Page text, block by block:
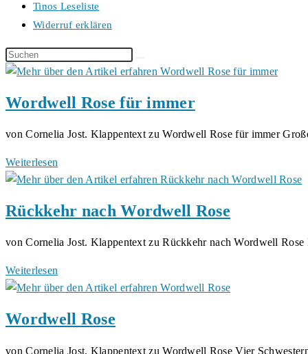
Tinos Leseliste
Widerruf erklären
Diese
Website
Wordwell Rose für immer
von Cornelia Jost. Klappentext zu Wordwell Rose für immer
Weiterlesen
Rose
immer
Rückkehr nach Wordwell Rose
von Cornelia Jost. Klappentext zu Rückkehr nach Wordwell
Weiterlesen
nach
Rose
Wordwell Rose
von Cornelia Jost. Klappentext zu Wordwell Rose Vier